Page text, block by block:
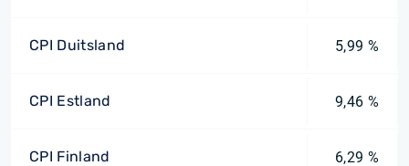
CPI Duitsland 5,99 %
CPI Estland 9,46 %
CPI Finland 6,29 %